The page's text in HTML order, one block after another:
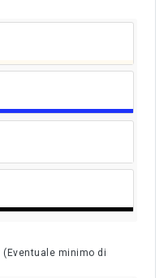
(Eventuale minimo di